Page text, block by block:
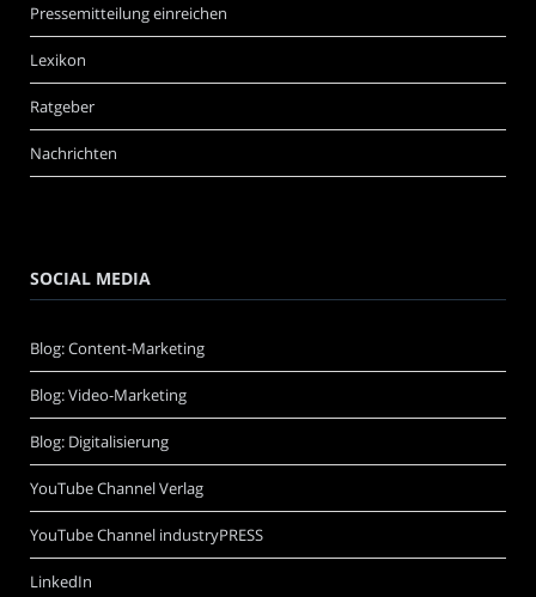
Pressemitteilung einreichen
Lexikon
Ratgeber
Nachrichten
SOCIAL MEDIA
Blog: Content-Marketing
Blog: Video-Marketing
Blog: Digitalisierung
YouTube Channel Verlag
YouTube Channel industryPRESS
LinkedIn